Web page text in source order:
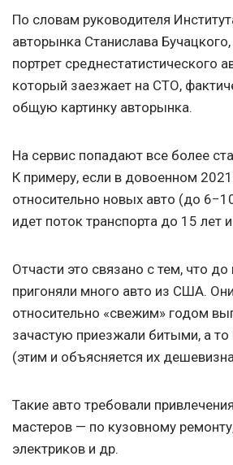
По словам руководителя
авторынка Станислава
портрет среднестатистического
который заезжает на СТО,
общую картинку авторынка.
На сервис попадают все более
К примеру, если в довоенном
относительно новых авто (до
идет поток транспорта до 15 лет
Отчасти это связано с тем, что
пригоняли много авто из США.
относительно «свежим» годом
зачастую приезжали битыми, а то
(этим и объясняется их
Такие авто требовали
мастеров — по кузовному
электриков и др.